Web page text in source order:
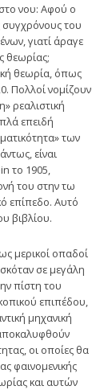
νου: Aφού ο
του
γιατί άραγε
θεωρίας;
θεωρία, όπως
Πολλοί νομίζουν
ρεαλιστική
επειδή
των
είναι
το 1905,
του στην τω
επίπεδο. Αυτό
βιβλίου.
μερικοί οπαδοί
σε μεγάλη
πίστη του
επιπέδου,
μηχανική
οι οποίες θα
φαινομενικής
και αυτών